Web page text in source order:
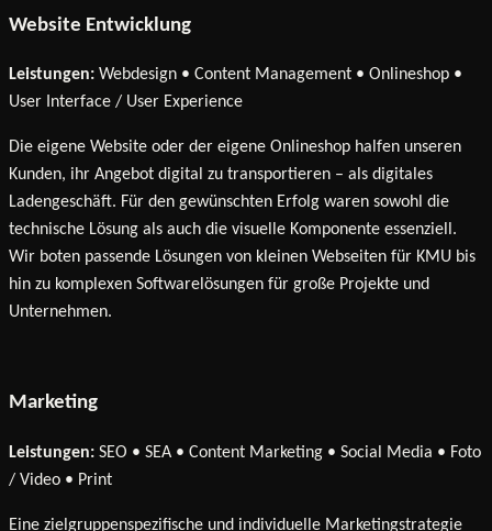
Website Entwicklung
Leistungen: Webdesign • Content Management • Onlineshop •
User Interface / User Experience
Die eigene Website oder der eigene Onlineshop halfen unseren
Kunden, ihr Angebot digital zu transportieren – als digitales
Ladengeschäft. Für den gewünschten Erfolg waren sowohl die
technische Lösung als auch die visuelle Komponente essenziell.
Wir boten passende Lösungen von kleinen Webseiten für KMU bis
hin zu komplexen Softwarelösungen für große Projekte und
Unternehmen.
Marketing
Leistungen: SEO • SEA • Content Marketing • Social Media • Foto
/ Video • Print
Eine zielgruppenspezifische und individuelle Marketingstrategie